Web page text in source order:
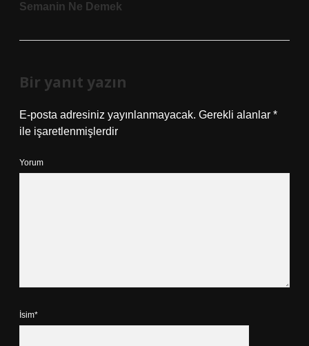
Semanin Ne Demek
Bir yanıt yazın
E-posta adresiniz yayınlanmayacak. Gerekli alanlar *
ile işaretlenmişlerdir
Yorum
İsim*